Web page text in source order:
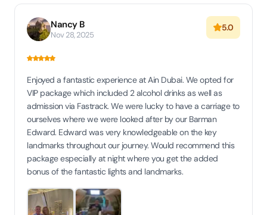
Nancy B
Nov 28, 2025
5.0
Enjoyed a fantastic experience at Ain Dubai. We opted for
VIP package which included 2 alcohol drinks as well as
admission via Fastrack. We were lucky to have a carriage to
ourselves where we were looked after by our Barman
Edward. Edward was very knowledgeable on the key
landmarks throughout our journey. Would recommend this
package especially at night where you get the added
bonus of the fantastic lights and landmarks.